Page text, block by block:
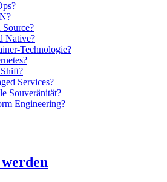
Native?
Technologie?
Services?
Souveränität?
Engineering?